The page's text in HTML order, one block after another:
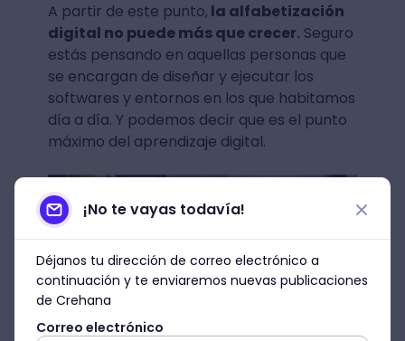
A partir de este punto, la alfabetización
digital no puede más que crecer.Seguro
estás pensando en aquellas personas que
se encargan de diseñar y ejecutar los
softwares y entornos en los que habitamos
día a día. Y podemos decir que es el punto
máximo del aprendizaje digital.
¡No te vayas todavía!
Déjanos tu dirección de correo electrónico a
continuación y te enviaremos nuevas publicaciones
de Crehana
Correo electrónico